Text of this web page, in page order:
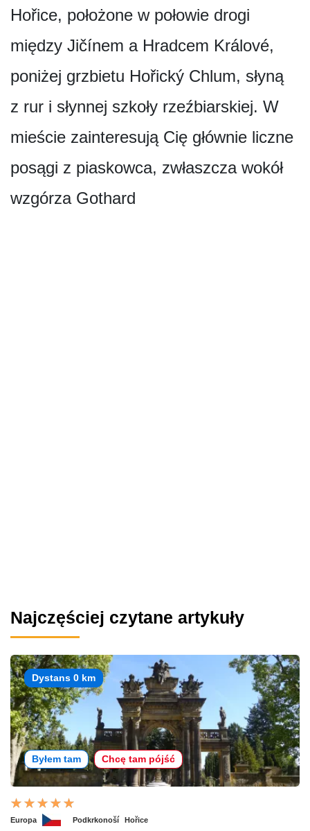
Hořice, położone w połowie drogi
między Jičínem a Hradcem Králové,
poniżej grzbietu Hořický Chlum, słyną
z rur i słynnej szkoły rzeźbiarskiej. W
mieście zainteresują Cię głównie liczne
posągi z piaskowca, zwłaszcza wokół
wzgórza Gothard
Najczęściej czytane artykuły
Dystans 0 km
Byłem tam Chcę tam pójść
Europa Podkrkonoší Hořice